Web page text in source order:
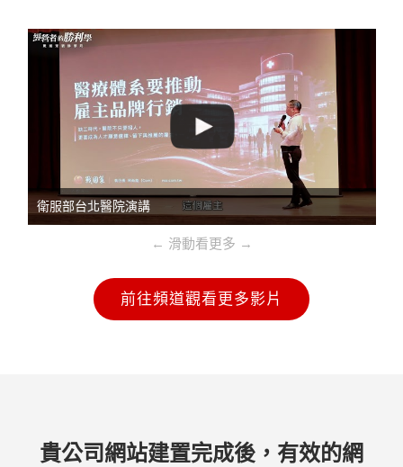
衛服部台北醫院演講
← 滑動看更多 →
前往頻道觀看更多影片
貴公司網站建置完成後，有效的網